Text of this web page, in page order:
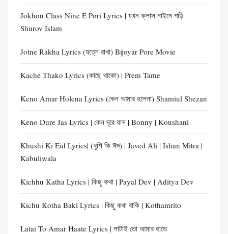
Jokhon Class Nine E Pori Lyrics | যখন ক্লাস নাইনে পড়ি |
Shurov Islam
Jotne Rakha Lyrics (যত্নে রাখা) Bijoyar Pore Movie
Kache Thako Lyrics (কাছে থাকো) | Prem Tame
Keno Amar Holena Lyrics (কেন আমার হলেনা) Shamiul Shezan
Keno Dure Jas Lyrics | কেন দূরে যাস | Bonny | Koushani
Khushi Ki Eid Lyrics| (খুশি কি ঈদ) | Javed Ali | Ishan Mitra |
Kabuliwala
Kichhu Katha Lyrics | কিছু কথা | Payal Dev | Aditya Dev
Kichu Kotha Baki Lyrics | কিছু কথা বাকি | Kothamrito
Latai To Amar Haate Lyrics | লাটাই তো আমার হাতে